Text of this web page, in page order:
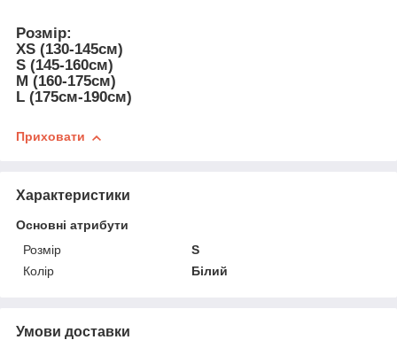
Розмір:
XS (130-145см)
S (145-160см)
M (160-175см)
L (175см-190см)
Приховати
Характеристики
Основні атрибути
Розмір
S
Колір
Білий
Умови доставки